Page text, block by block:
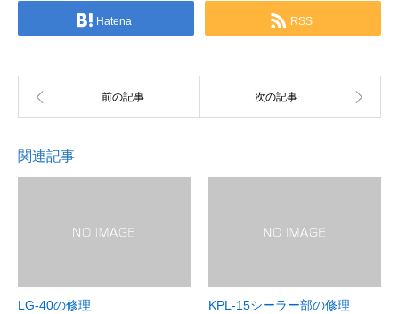
Hatena RSS
関連記事
LG-40の修理 KPL-15シーラー部の修理